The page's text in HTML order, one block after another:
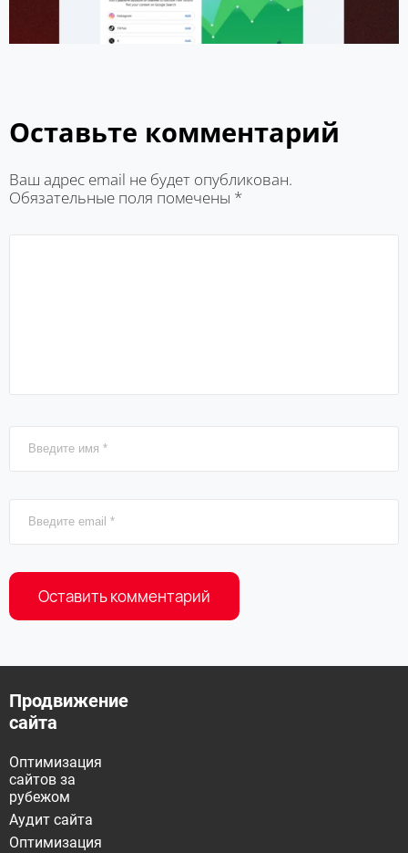
Оставьте комментарий
Ваш адрес email не будет опубликован.
Обязательные поля помечены *
Продвижение
сайта
Оптимизация
сайтов за
рубежом
Аудит сайта
Оптимизация